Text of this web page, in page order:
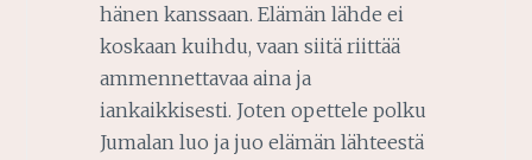
hänen kanssaan. Elämän lähde ei
koskaan kuihdu, vaan siitä riittää
ammennettavaa aina ja
iankaikkisesti. Joten opettele polku
Jumalan luo ja juo elämän lähteestä